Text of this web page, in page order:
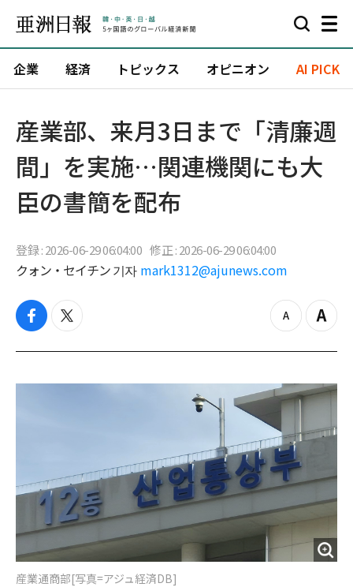
企業 経済 トピックス オピニオン AI PICK
産業部、来月3日まで「清廉週
間」を実施…関連機関にも大
臣の書簡を配布
登録 : 2026-06-29 06:04:00 修正 : 2026-06-29 06:04:00
クォン・セイチン 기자 mark1312@ajunews.com
f
c
b
t
i
t
z
o
o
u
t
Z
o
i
n
産業通商部[写真=アジュ経済DB]